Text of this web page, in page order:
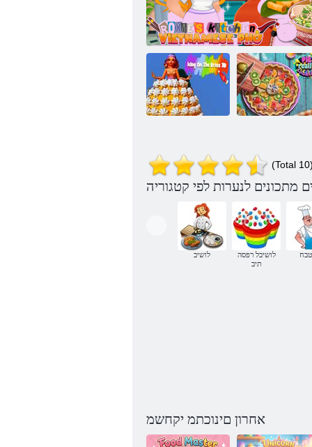
ימאנטייו ופ :יסקור לש חבטמהןבדבודה
יתימא לושיב יאפ
(Total 10)
לושיב
לושיבל רפסה
תיב
אחרון םינוכתמ יקחשמ